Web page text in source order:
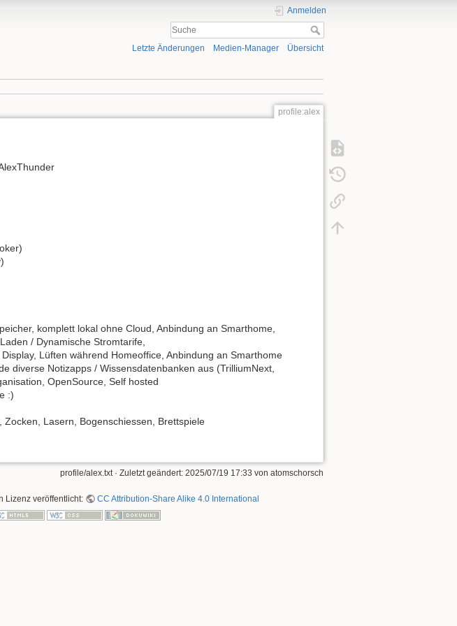
Anmelden
Letzte Änderungen Medien-Manager Übersicht
profile:alex
komplett lokal ohne Cloud, Anbindung an Smarthome,
/ Dynamische Stromtarife,
Lüften während Homeoffice, Anbindung an Smarthome
diverse Notizapps / Wissensdatenbanken aus (TrilliumNext,
OpenSource, Self hosted
:)
Zocken, Lasern, Bogenschiessen, Brettspiele
profile/alex.txt· Zuletzt geändert: 2025/07/19 17:33 von atomschorsch
Lizenz veröffentlicht: CC Attribution-Share Alike 4.0 International